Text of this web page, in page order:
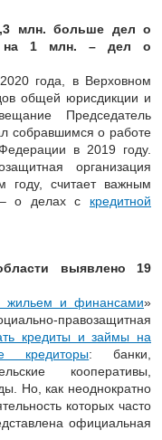
млн. больше дел о
на 1 млн. – дел о
года, в Верховном
общей юрисдикции и
Председатель
собравшимся о работе
в 2019 году.
организация
году, считает важным
– о делах с кредитной
выявлено 19
жильем и финансами»
правозащитная
кредиты и займы на
кредиторы: банки,
кооперативы,
Но, как неоднократно
которых часто
официальная